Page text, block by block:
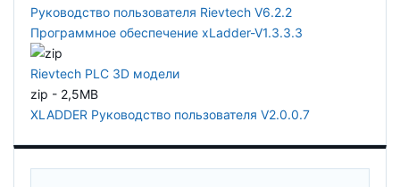
Руководство пользователя Rievtech V6.2.2
Программное обеспечение xLadder-V1.3.3.3
Rievtech PLC 3D модели
zip - 2,5MB
XLADDER Руководство пользователя V2.0.0.7